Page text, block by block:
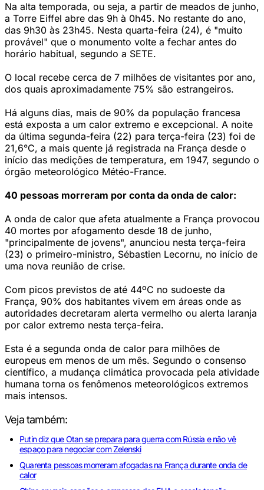
Na alta temporada, ou seja, a partir de meados de junho,
a Torre Eiffel abre das 9h à 0h45. No restante do ano,
das 9h30 às 23h45. Nesta quarta-feira (24), é "muito
provável" que o monumento volte a fechar antes do
horário habitual, segundo a SETE.
O local recebe cerca de 7 milhões de visitantes por ano,
dos quais aproximadamente 75% são estrangeiros.
Há alguns dias, mais de 90% da população francesa
está exposta a um calor extremo e excepcional. A noite
da última segunda-feira (22) para terça-feira (23) foi de
21,6°C, a mais quente já registrada na França desde o
início das medições de temperatura, em 1947, segundo o
órgão meteorológico Météo-France.
40 pessoas morreram por conta da onda de calor:
A onda de calor que afeta atualmente a França provocou
40 mortes por afogamento desde 18 de junho,
"principalmente de jovens", anunciou nesta terça-feira
(23) o primeiro-ministro, Sébastien Lecornu, no início de
uma nova reunião de crise.
Com picos previstos de até 44ºC no sudoeste da
França, 90% dos habitantes vivem em áreas onde as
autoridades decretaram alerta vermelho ou alerta laranja
por calor extremo nesta terça-feira.
Esta é a segunda onda de calor para milhões de
europeus em menos de um mês. Segundo o consenso
científico, a mudança climática provocada pela atividade
humana torna os fenômenos meteorológicos extremos
mais intensos.
Veja também:
Putin diz que Otan se prepara para guerra com Rússia e não vê
espaço para negociar com Zelenski
Quarenta pessoas morreram afogadas na França durante onda de
calor